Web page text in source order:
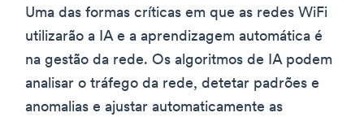
Uma das formas críticas em que as redes WiFi
utilizarão a IA e a aprendizagem automática é
na gestão da rede. Os algoritmos de IA podem
analisar o tráfego da rede, detetar padrões e
anomalias e ajustar automaticamente as